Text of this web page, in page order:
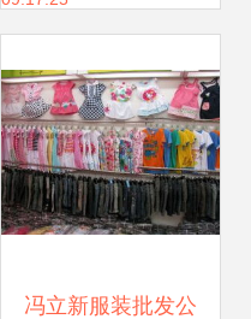
冯立新服装批发公